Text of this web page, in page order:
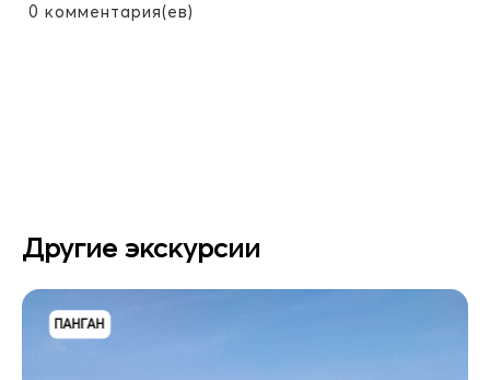
0 комментария(ев)
Другие экскурсии
ПАНГАН